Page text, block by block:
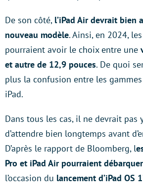
De son côté, l’iPad Air devrait bien
nouveau modèle. Ainsi, en 2024,
pourraient avoir le choix entre une
et autre de 12,9 pouces. De quoi
plus la confusion entre les
iPad.
Dans tous les cas, il ne devrait pas
d’attendre bien longtemps avant
D’après le rapport de Bloomberg, l
Pro et iPad Air pourraient
l’occasion du lancement d’iPad OS